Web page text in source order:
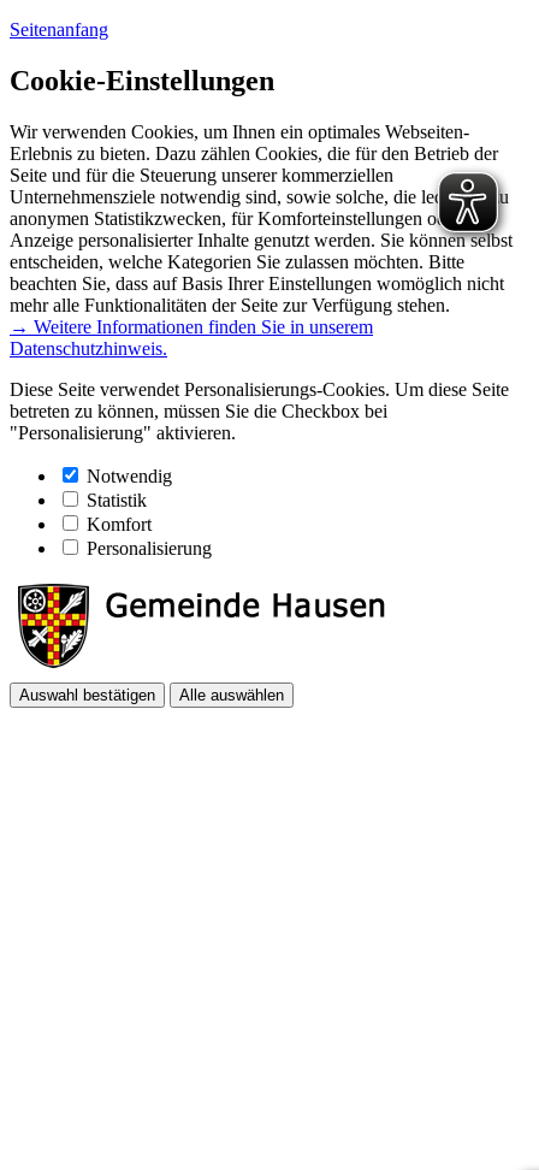
Seitenanfang
Cookie-Einstellungen
Wir verwenden Cookies, um Ihnen ein optimales Webseiten-
Erlebnis zu bieten. Dazu zählen Cookies, die für den Betrieb der
Seite und für die Steuerung unserer kommerziellen
Unternehmensziele notwendig sind, sowie solche, die lediglich zu
anonymen Statistikzwecken, für Komforteinstellungen oder zur
Anzeige personalisierter Inhalte genutzt werden. Sie können selbst
entscheiden, welche Kategorien Sie zulassen möchten. Bitte
beachten Sie, dass auf Basis Ihrer Einstellungen womöglich nicht
mehr alle Funktionalitäten der Seite zur Verfügung stehen.
→ Weitere Informationen finden Sie in unserem
Datenschutzhinweis.
Diese Seite verwendet Personalisierungs-Cookies. Um diese Seite
betreten zu können, müssen Sie die Checkbox bei
"Personalisierung" aktivieren.
Notwendig
Statistik
Komfort
Personalisierung
Auswahl bestätigen Alle auswählen